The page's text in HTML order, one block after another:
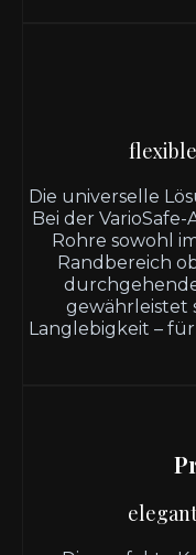
Die universelle
Bei der
Rohre sowohl
Randbereich
gewährleistet
Langlebigkeit –